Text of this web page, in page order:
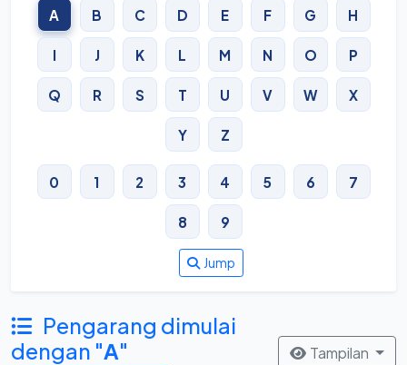
A B C D E F G H
I J K L M N O P
Q R S T U V W X
Y Z
0 1 2 3 4 5 6 7
8 9
Jump
Pengarang dimulai
dengan "A" Tampilan